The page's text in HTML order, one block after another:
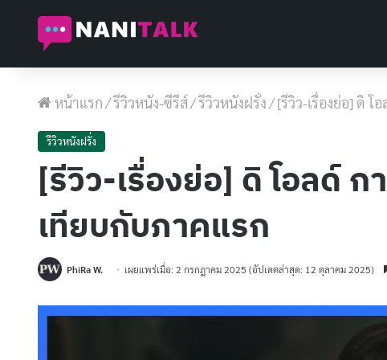
หน้าแรก/รีวิวหนัง-ซีรีส์/รีวิวหนังฝรั่ง/[รีวิว-เรื่องย่อ] ดิ โ
รีวิวหนังฝรั่ง
[รีวิว-เรื่องย่อ] ดิ โอลด์
เทียบกับภาคแรก
PhiRa W. เผยแพร่เมื่อ: 2 กรกฎาคม 2025 (อัปเดตล่าสุด: 12 ตุลาคม 2025)